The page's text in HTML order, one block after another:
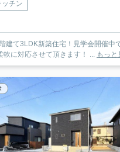
チン
建て3LDK新築住宅！見学会開催中
ローン相談も柔軟に対応させて頂きます！ ... もっと